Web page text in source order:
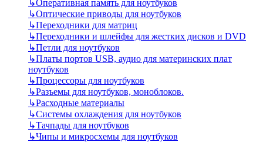
↳Оперативная память для ноутбуков
↳Оптические приводы для ноутбуков
↳Переходники для матриц
↳Переходники и шлейфы для жестких дисков и DVD
↳Петли для ноутбуков
↳Платы портов USB, аудио для материнских плат
ноутбуков
↳Процессоры для ноутбуков
↳Разъемы для ноутбуков, моноблоков.
↳Расходные материалы
↳Системы охлаждения для ноутбуков
↳Тачпады для ноутбуков
↳Чипы и микросхемы для ноутбуков